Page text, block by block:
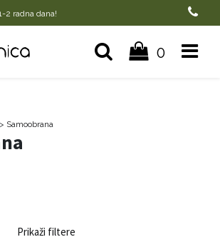
2 radna dana!
0
> Samoobrana
Prikaži filtere